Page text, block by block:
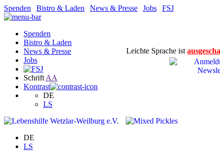
Spenden Bistro & Laden News & Presse Jobs FSJ
Spenden
Bistro & Laden
News & Presse
Jobs
Schrift AA
Kontrast
DE
LS
Leichte Sprache ist
DE
LS